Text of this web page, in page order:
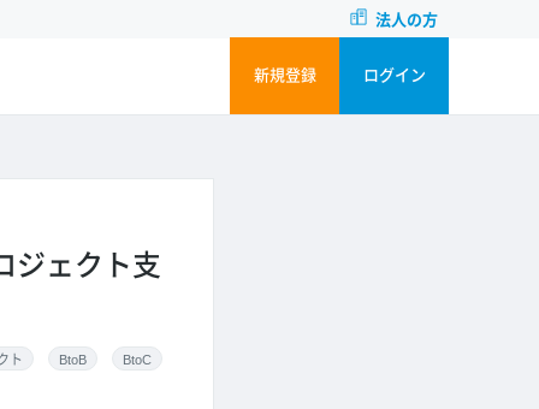
法人の方
新規登録 ログイン
ジェクト支
ト BtoB BtoC